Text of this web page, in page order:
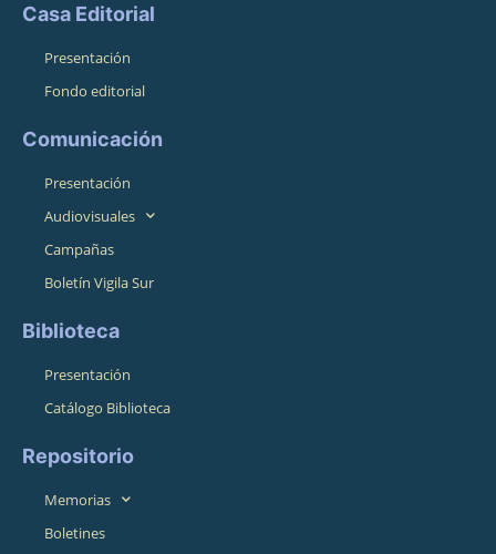
Casa Editorial
Presentación
Fondo editorial
Comunicación
Presentación
Audiovisuales
Campañas
Boletín Vigila Sur
Biblioteca
Presentación
Catálogo Biblioteca
Repositorio
Memorias
Boletines